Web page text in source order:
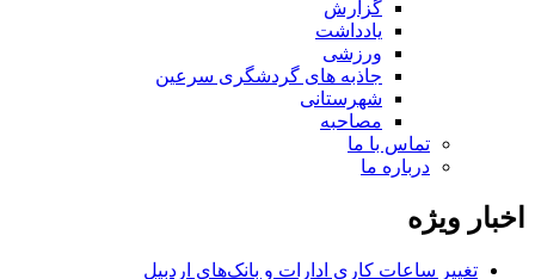
گزارش
یادداشت
ورزشی
جاذبه های گردشگری سرعین
شهرستانی
مصاحبه
تماس با ما
درباره ما
اخبار ویژه
تغییر ساعات کاری ادارات و بانک‌های اردبیل